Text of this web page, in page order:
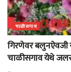
चाळीसगाव
गिरणेवर बलुनऐवजी
चाळीसगाव येथे